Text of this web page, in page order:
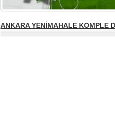
ANKARA YENİMAHALE KOMPLE